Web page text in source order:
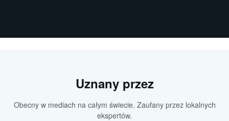
Uznany przez
Obecny w mediach na całym świecie. Zaufany przez lokalnych
ekspertów.